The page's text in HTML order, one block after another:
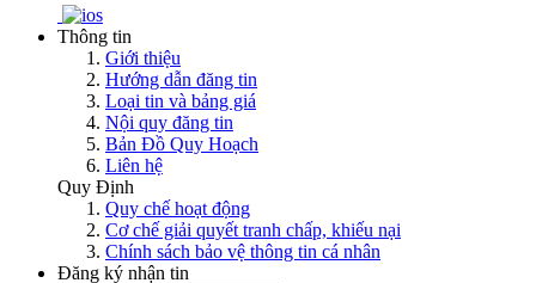
Thông tin
Giới thiệu
Hướng dẫn đăng tin
Loại tin và bảng giá
Nội quy đăng tin
Bản Đồ Quy Hoạch
Liên hệ
Quy Định
Quy chế hoạt động
Cơ chế giải quyết tranh chấp, khiếu nại
Chính sách bảo vệ thông tin cá nhân
Đăng ký nhận tin